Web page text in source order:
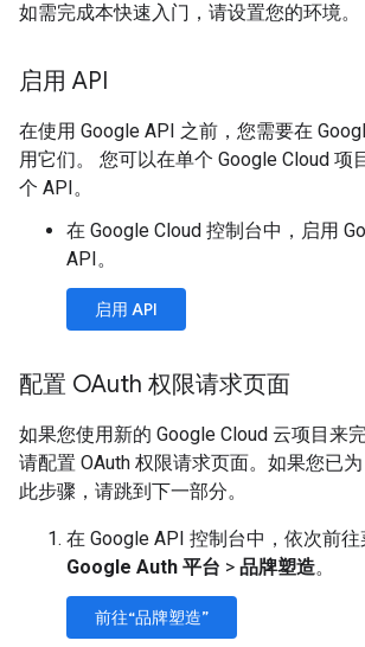
如需完成本快速入门，请设置您的环境。
启用 API
在使用 Google API 之前，您需要在
用它们。 您可以在单个 Google Cloud 项
个 API。
在 Google Cloud 控制台中，启用
API。
启用 API
配置 OAuth 权限请求页面
如果您使用新的 Google Cloud 云项目来
请配置 OAuth 权限请求页面。如果您已
此步骤，请跳到下一部分。
在 Google API 控制台中，依次前往
Google Auth 平台 > 品牌塑造。
前往“品牌塑造”